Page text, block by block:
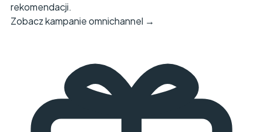
rekomendacji.
Zobacz kampanie omnichannel →